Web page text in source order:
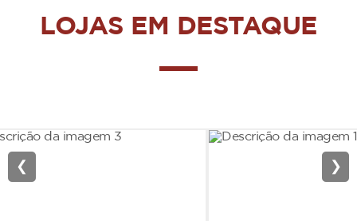
LOJAS EM DESTAQUE
❮ ❯